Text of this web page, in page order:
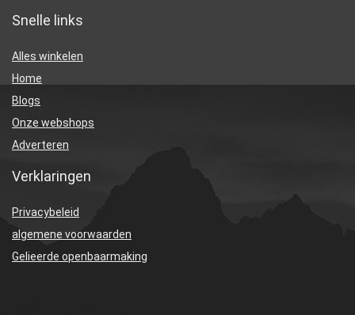
Snelle links
Alles winkelen
Home
Blogs
Onze webshops
Adverteren
Verklaringen
Privacybeleid
algemene voorwaarden
Gelieerde openbaarmaking